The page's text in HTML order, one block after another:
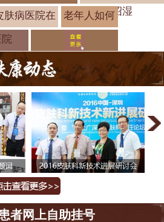
绍湿
肤病医院在
老年人如何
预防湿疹？
者网上自助挂号